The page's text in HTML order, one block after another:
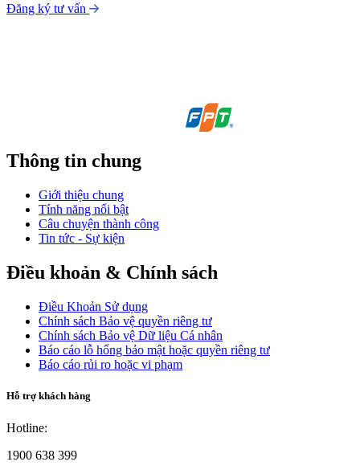
Đăng ký tư vấn
Thông tin chung
Giới thiệu chung
Tính năng nổi bật
Câu chuyện thành công
Tin tức - Sự kiện
Điều khoản & Chính sách
Điều Khoản Sử dụng
Chính sách Bảo vệ quyền riêng tư
Chính sách Bảo vệ Dữ liệu Cá nhân
Báo cáo lỗ hổng bảo mật hoặc quyền riêng tư
Báo cáo rủi ro hoặc vi phạm
Hỗ trợ khách hàng
Hotline:
1900 638 399